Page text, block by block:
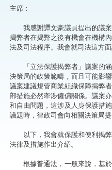
主席：
我感謝譚文豪議員提出的議案
揭弊者在揭弊之後有機會在機構
法及司法程序。我會就司法這方
「立法保護揭弊者」議案的涵
決策局的政策範疇，而且可能影
議案建議規管商業組織保障揭弊
部措施必然牽涉僱傭關係。議案
和自由問題，這涉及人身保護措
議題時，律政司會向相關決策局提
以下，我會就保護和便利揭弊
法律及措施作出介紹。
根據普通法，一般來說，基於